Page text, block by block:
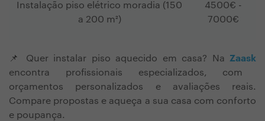
Instalação piso elétrico moradia (150
a 200 m²)
4500€ -
7000€
📌 Quer instalar piso aquecido em casa? Na Zaask
encontra profissionais especializados, com
orçamentos personalizados e avaliações reais.
Compare propostas e aqueça a sua casa com conforto
e poupança.